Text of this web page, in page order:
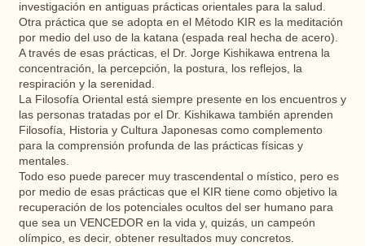
investigación en antiguas prácticas orientales para la salud.
Otra práctica que se adopta en el Método KIR es la meditación
por medio del uso de la katana (espada real hecha de acero).
A través de esas prácticas, el Dr. Jorge Kishikawa entrena la
concentración, la percepción, la postura, los reflejos, la
respiración y la serenidad.
La Filosofía Oriental está siempre presente en los encuentros y
las personas tratadas por el Dr. Kishikawa también aprenden
Filosofía, Historia y Cultura Japonesas como complemento
para la comprensión profunda de las prácticas físicas y
mentales.
Todo eso puede parecer muy trascendental o místico, pero es
por medio de esas prácticas que el KIR tiene como objetivo la
recuperación de los potenciales ocultos del ser humano para
que sea un VENCEDOR en la vida y, quizás, un campeón
olímpico, es decir, obtener resultados muy concretos.